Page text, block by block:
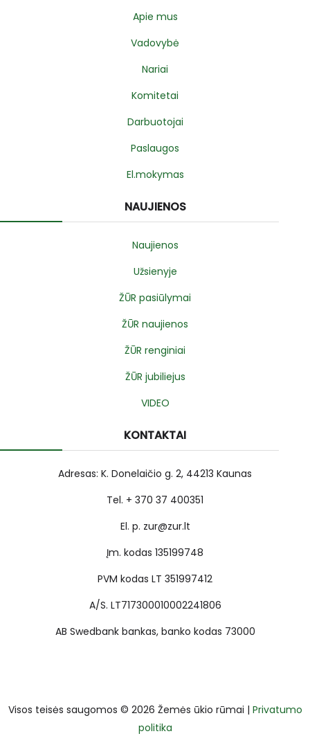
Apie mus
Vadovybė
Nariai
Komitetai
Darbuotojai
Paslaugos
El.mokymas
NAUJIENOS
Naujienos
Užsienyje
ŽŪR pasiūlymai
ŽŪR naujienos
ŽŪR renginiai
ŽŪR jubiliejus
VIDEO
KONTAKTAI
Adresas: K. Donelaičio g. 2, 44213 Kaunas
Tel. + 370 37 400351
El. p. zur@zur.lt
Įm. kodas 135199748
PVM kodas LT 351997412
A/S. LT717300010002241806
AB Swedbank bankas, banko kodas 73000
Visos teisės saugomos © 2026 Žemės ūkio rūmai | Privatumo
politika